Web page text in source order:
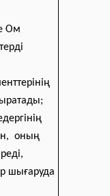
Ом
оның
шығаруда